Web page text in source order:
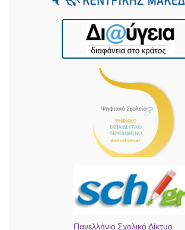
Πανελλήνιο Σχολικό Δίκτυο